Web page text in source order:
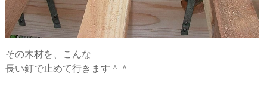
その木材を、こんな
長い釘で止めて行きます＾＾